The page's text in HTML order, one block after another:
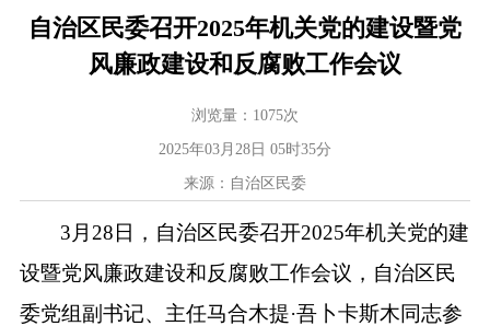
自治区民委召开2025年机关党的建设暨党
风廉政建设和反腐败工作会议
浏览量： 1075次
2025年03月28日 05时35分
来源：自治区民委
3 月 28 日，自治区民委召开2025年机关党的建
设暨党风廉政建设和反腐败工作会议，自治区民
委党组副书记、主任马合木提·吾卜卡斯木同志参